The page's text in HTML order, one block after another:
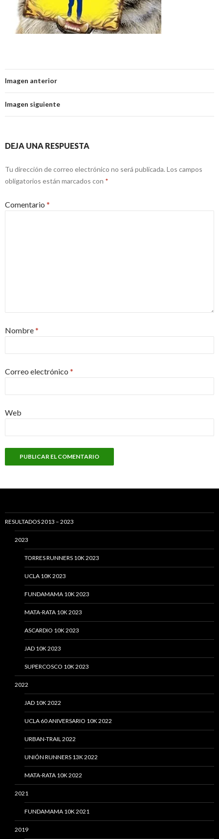
Imagen anterior
Imagen siguiente
DEJA UNA RESPUESTA
Tu dirección de correo electrónico no será publicada. Los campos
obligatorios están marcados con *
Comentario *
Nombre*
Correo electrónico *
Web
RESULTADOS 2013 – 2023
2023
TORRES RUNNERS 10K 2023
UCLA 10K 2023
FUNDAMAMA 10K 2023
MATA-RATA 10K 2023
ASCARDIO 10K 2023
JAD 10K 2023
SUPERCOSCO 10K 2023
2022
JAD 10K 2022
UCLA 60 ANIVERSARIO 10K 2022
URBAN-TRAIL 2022
UNIÓN RUNNERS 13K 2022
MATA-RATA 10K 2022
2021
FUNDAMAMA 10K 2021
2019